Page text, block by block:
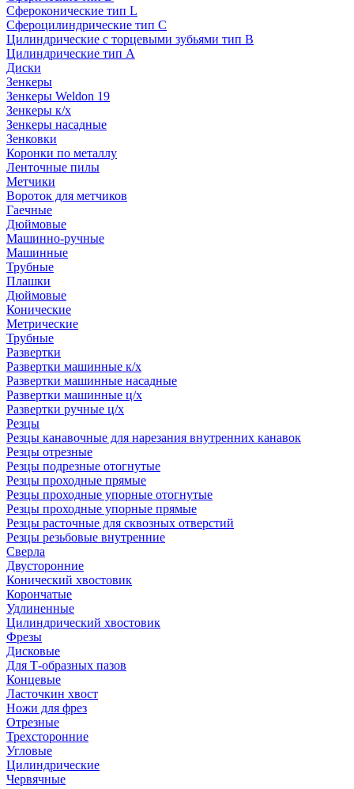
Сфероконические тип L
Сфероцилиндрические тип C
Цилиндрические с торцевыми зубьями тип B
Цилиндрические тип А
Диски
Зенкеры
Зенкеры Weldon 19
Зенкеры к/х
Зенкеры насадные
Зенковки
Коронки по металлу
Ленточные пилы
Метчики
Вороток для метчиков
Гаечные
Дюймовые
Машинно-ручные
Машинные
Трубные
Плашки
Дюймовые
Конические
Метрические
Трубные
Развертки
Развертки машинные к/х
Развертки машинные насадные
Развертки машинные ц/х
Развертки ручные ц/х
Резцы
Резцы канавочные для нарезания внутренних канавок
Резцы отрезные
Резцы подрезные отогнутые
Резцы проходные прямые
Резцы проходные упорные отогнутые
Резцы проходные упорные прямые
Резцы расточные для сквозных отверстий
Резцы резьбовые внутренние
Сверла
Двусторонние
Конический хвостовик
Корончатые
Удлиненные
Цилиндрический хвостовик
Фрезы
Дисковые
Для Т-образных пазов
Концевые
Ласточкин хвост
Ножи для фрез
Отрезные
Трехсторонние
Угловые
Цилиндрические
Червячные